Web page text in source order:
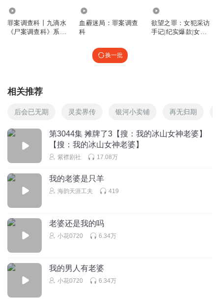
罪案调查科丨九滴水
《尸案调查科》系列
血霾迷局：罪案调查
科
欲望之罪：女犯采访
手记|纪实爆款|女犯
换一批
相关推荐
后会已无期 灵卖界传 银河小卖铺 再无归期
第3044集 摊牌了3【搜：我的冰山女神老婆】
【搜：我的冰山女神老婆】
紫襟剧社 17.08万
我的老婆是只羊
海韵天涯工夫 419
老婆还是我的吗
小花0720 6.34万
我的男人有老婆
小花0720 6.34万